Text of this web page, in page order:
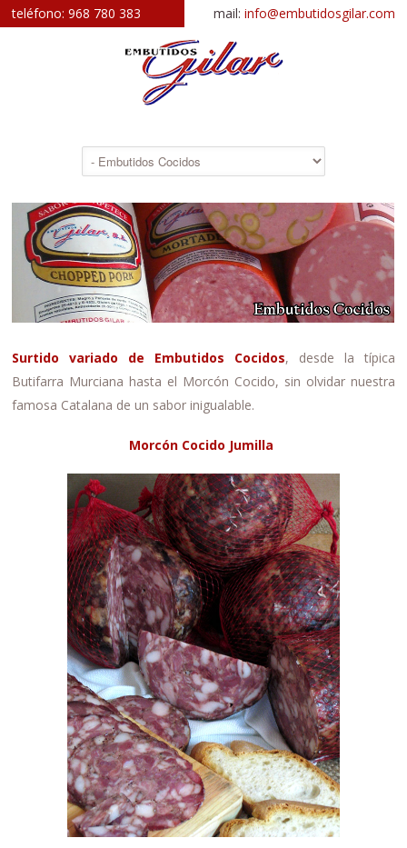
teléfono:968 780 383 mail: info@embutidosgilar.com
Surtido variado de Embutidos Cocidos, desde la típica
Butifarra Murciana hasta el Morcón Cocido, sin olvidar nuestra
famosa Catalana de un sabor inigualable.
Morcón Cocido Jumilla